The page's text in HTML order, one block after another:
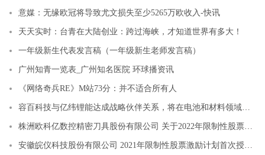
意媒：无缘欧冠将导致尤文损失至少5265万欧收入-快讯
天天实时：台青在大陆创业：跨过海峡，才知道世界有多大！
一年级新生代表发言稿（一年级新生老师发言稿）
广州知青一览表_广州知名医院 环球播资讯
《网络奇兵RE》M站73分：并不适合所有人
容百科技与亿纬锂能达成战略伙伴关系，将在电池和材料领域合作
株洲欧科亿数控精密刀具股份有限公司 关于2022年限制性股票激励计划首次授予部分第一个归属期归属结果暨股份上市的公告
安徽皖仪科技股份有限公司 2021年限制性股票激励计划首次授予部分第二个归属期和预留授予部分 第一个归属期归属结果 暨股份上市公告